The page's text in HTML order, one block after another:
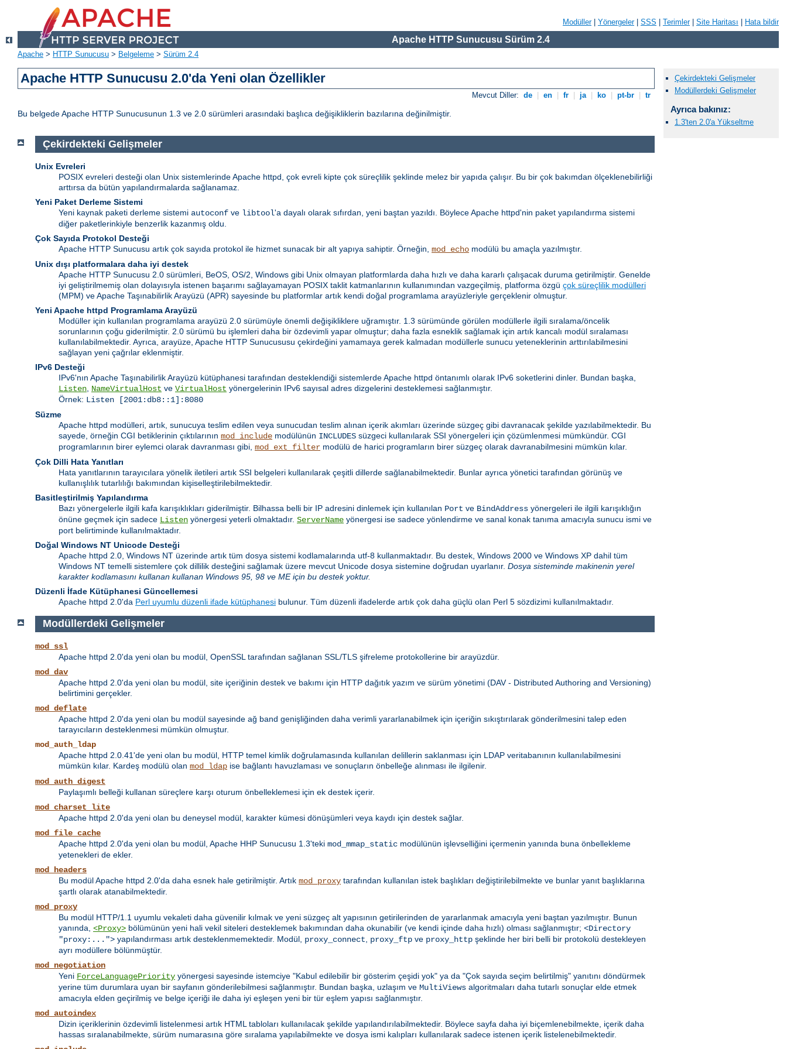
Modüller| Yönergeler| SSS Terimler| Site Haritası Hata bildir
Apache HTTP Sunucusu Sürüm 2.4
Apache > HTTP Sunucusu > Belgeleme > Sürüm 2.4
Apache HTTP Sunucusu 2.0'da Yeni olan Özellikler
Mevcut Diller: de en fr ja ko pt-br tr
Bu belgede Apache HTTP Sunucusunun 1.3 ve 2.0 sürümleri arasındaki başlıca değişikliklerin bazılarına değinilmiştir.
Çekirdekteki Gelişmeler
Unix Evreleri
POSIX evreleri desteği olan Unix sistemlerinde Apache httpd, çok evreli kipte çok süreçlilik şeklinde melez bir yapıda çalışır. Bu bir çok bakımdan ölçeklenebilirliği
arttırsa da bütün yapılandırmalarda sağlanamaz.
Yeni Paket Derleme Sistemi
Yeni kaynak paketi derleme sistemi autoconf ve libtool'a dayalı olarak sıfırdan, yeni baştan yazıldı. Böylece Apache httpd'nin paket yapılandırma sistemi
diğer paketlerinkiyle benzerlik kazanmış oldu.
Çok Sayıda Protokol Desteği
Apache HTTP Sunucusu artık çok sayıda protokol ile hizmet sunacak bir alt yapıya sahiptir. Örneğin, mod_echo modülü bu amaçla yazılmıştır.
Unix dışı platformalara daha iyi destek
Apache HTTP Sunucusu 2.0 sürümleri, BeOS, OS/2, Windows gibi Unix olmayan platformlarda daha hızlı ve daha kararlı çalışacak duruma getirilmiştir. Genelde
iyi geliştirilmemiş olan dolayısıyla istenen başarımı sağlayamayan POSIX taklit katmanlarının kullanımından vazgeçilmiş, platforma özgü çok süreçlilik modülleri
(MPM) ve Apache Taşınabilirlik Arayüzü (APR) sayesinde bu platformlar artık kendi doğal programlama arayüzleriyle gerçeklenir olmuştur.
Yeni Apache httpd Programlama Arayüzü
Modüller için kullanılan programlama arayüzü 2.0 sürümüyle önemli değişikliklere uğramıştır. 1.3 sürümünde görülen modüllerle ilgili sıralama/öncelik
sorunlarının çoğu giderilmiştir. 2.0 sürümü bu işlemleri daha bir özdevimli yapar olmuştur; daha fazla esneklik sağlamak için artık kancalı modül sıralaması
kullanılabilmektedir. Ayrıca, arayüze, Apache HTTP Sunucususu çekirdeğini yamamaya gerek kalmadan modüllerle sunucu yeteneklerinin arttırılabilmesini
sağlayan yeni çağrılar eklenmiştir.
IPv6 Desteği
IPv6'nın Apache Taşınabilirlik Arayüzü kütüphanesi tarafından desteklendiği sistemlerde Apache httpd öntanımlı olarak IPv6 soketlerini dinler. Bundan başka,
Listen NameVirtualHost ve VirtualHost yönergelerinin IPv6 sayısal adres dizgelerini desteklemesi sağlanmıştır.
Örnek: Listen [2001:db8::1]:8080
Süzme
Apache httpd modülleri, artık, sunucuya teslim edilen veya sunucudan teslim alınan içerik akımları üzerinde süzgeç gibi davranacak şekilde yazılabilmektedir. Bu
sayede, örneğin CGI betiklerinin çıktılarının mod_include modülünün INCLUDES süzgeci kullanılarak SSI yönergeleri için çözümlenmesi mümkündür. CGI
programlarının birer eylemci olarak davranması gibi, mod_ext_filter modülü de harici programların birer süzgeç olarak davranabilmesini mümkün kılar.
Çok Dilli Hata Yanıtları
Hata yanıtlarının tarayıcılara yönelik iletileri artık SSI belgeleri kullanılarak çeşitli dillerde sağlanabilmektedir. Bunlar ayrıca yönetici tarafından görünüş ve
kullanışlılık tutarlılığı bakımından kişiselleştirilebilmektedir.
Basitleştirilmiş Yapılandırma
Bazı yönergelerle ilgili kafa karışıklıkları giderilmiştir. Bilhassa belli bir IP adresini dinlemek için kullanılan Port ve BindAddress yönergeleri ile ilgili karışıklığın
önüne geçmek için sadece Listen yönergesi yeterli olmaktadır. ServerName yönergesi ise sadece yönlendirme ve sanal konak tanıma amacıyla sunucu ismi ve
port belirtiminde kullanılmaktadır.
Doğal Windows NT Unicode Desteği
Apache httpd 2.0, Windows NT üzerinde artık tüm dosya sistemi kodlamalarında utf-8 kullanmaktadır. Bu destek, Windows 2000 ve Windows XP dahil tüm
Windows NT temelli sistemlere çok dillilik desteğini sağlamak üzere mevcut Unicode dosya sistemine doğrudan uyarlanır. Dosya sisteminde makinenin yerel
karakter kodlamasını kullanan kullanan Windows 95, 98 ve ME için bu destek yoktur.
Düzenli İfade Kütüphanesi Güncellemesi
Apache httpd 2.0'da Perl uyumlu düzenli ifade kütüphanesi bulunur. Tüm düzenli ifadelerde artık çok daha güçlü olan Perl 5 sözdizimi kullanılmaktadır.
Modüllerdeki Gelişmeler
mod_ssl
Apache httpd 2.0'da yeni olan bu modül, OpenSSL tarafından sağlanan SSL/TLS şifreleme protokollerine bir arayüzdür.
mod_dav
Apache httpd 2.0'da yeni olan bu modül, site içeriğinin destek ve bakımı için HTTP dağıtık yazım ve sürüm yönetimi (DAV - Distributed Authoring and Versioning)
belirtimini gerçekler.
mod_deflate
Apache httpd 2.0'da yeni olan bu modül sayesinde ağ band genişliğinden daha verimli yararlanabilmek için içeriğin sıkıştırılarak gönderilmesini talep eden
tarayıcıların desteklenmesi mümkün olmuştur.
mod_auth_ldap
Apache httpd 2.0.41'de yeni olan bu modül, HTTP temel kimlik doğrulamasında kullanılan delillerin saklanması için LDAP veritabanının kullanılabilmesini
mümkün kılar. Kardeş modülü olan mod_ldap ise bağlantı havuzlaması ve sonuçların önbelleğe alınması ile ilgilenir.
mod_auth_digest
Paylaşımlı belleği kullanan süreçlere karşı oturum önbelleklemesi için ek destek içerir.
mod_charset_lite
Apache httpd 2.0'da yeni olan bu deneysel modül, karakter kümesi dönüşümleri veya kaydı için destek sağlar.
mod_file_cache
Apache httpd 2.0'da yeni olan bu modül, Apache HHP Sunucusu 1.3'teki mod_mmap_static modülünün işlevselliğini içermenin yanında buna önbellekleme
yetenekleri de ekler.
mod_headers
Bu modül Apache httpd 2.0'da daha esnek hale getirilmiştir. Artık mod_proxy tarafından kullanılan istek başlıkları değiştirilebilmekte ve bunlar yanıt başlıklarına
şartlı olarak atanabilmektedir.
mod_proxy
Bu modül HTTP/1.1 uyumlu vekaleti daha güvenilir kılmak ve yeni süzgeç alt yapısının getirilerinden de yararlanmak amacıyla yeni baştan yazılmıştır. Bunun
yanında, <Proxy> bölümünün yeni hali vekil siteleri desteklemek bakımından daha okunabilir (ve kendi içinde daha hızlı) olması sağlanmıştır; <Directory
"proxy:..."> yapılandırması artık desteklenmemektedir. Modül, proxy_connect proxy_ftp ve proxy_http şeklinde her biri belli bir protokolü destekleyen
ayrı modüllere bölünmüştür.
mod_negotiation
Yeni ForceLanguagePriority yönergesi sayesinde istemciye "Kabul edilebilir bir gösterim çeşidi yok" ya da "Çok sayıda seçim belirtilmiş" yanıtını döndürmek
yerine tüm durumlara uyan bir sayfanın gönderilebilmesi sağlanmıştır. Bundan başka, uzlaşım ve MultiViews algoritmaları daha tutarlı sonuçlar elde etmek
amacıyla elden geçirilmiş ve belge içeriği ile daha iyi eşleşen yeni bir tür eşlem yapısı sağlanmıştır.
mod_autoindex
Dizin içeriklerinin özdevimli listelenmesi artık HTML tabloları kullanılacak şekilde yapılandırılabilmektedir. Böylece sayfa daha iyi biçemlenebilmekte, içerik daha
hassas sıralanabilmekte, sürüm numarasına göre sıralama yapılabilmekte ve dosya ismi kalıpları kullanılarak sadece istenen içerik listelenebilmektedir.
Çekirdekteki Gelişmeler
Modüllerdeki Gelişmeler
Ayrıca bakınız:
1.3'ten 2.0'a Yükseltme